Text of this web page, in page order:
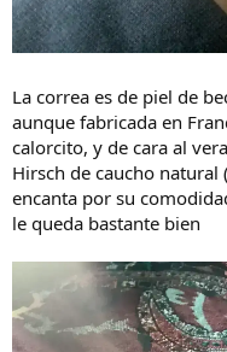
La correa es de piel de
aunque fabricada en
calorcito, y de cara al
Hirsch de caucho
encanta por su
le queda bastante bien